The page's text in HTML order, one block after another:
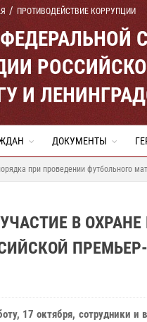
ПРОТИВОДЕЙСТВИЕ КОРРУПЦИИ
И
ДОКУМЕНТЫ
при проведении футбольного
В
17 октября, сотрудники и